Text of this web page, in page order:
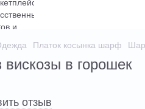
Платок косынка шарф
в горошек
отзыв